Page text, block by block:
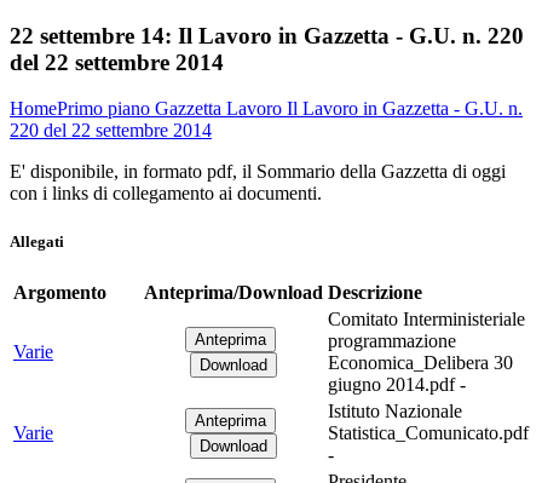
22 settembre 14: Il Lavoro in Gazzetta - G.U. n. 220
del 22 settembre 2014
HomePrimo piano Gazzetta Lavoro Il Lavoro in Gazzetta - G.U. n.
220 del 22 settembre 2014
E' disponibile, in formato pdf, il Sommario della Gazzetta di oggi
con i links di collegamento ai documenti.
Allegati
Argomento Anteprima/Download Descrizione
Varie
Comitato Interministeriale
programmazione
Economica_Delibera 30
giugno 2014.pdf -
Varie
Istituto Nazionale
Statistica_Comunicato.pdf
-